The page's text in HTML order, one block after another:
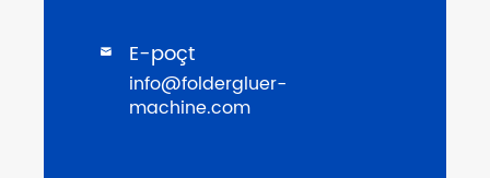
 E-poçt
info@foldergluer-
machine.com